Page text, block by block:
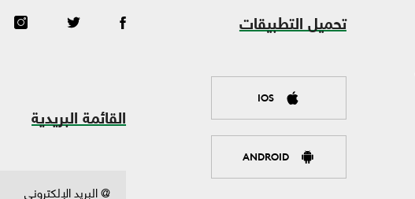
تحميل التطبيقات
IOS
ANDROID
القائمة البريدية